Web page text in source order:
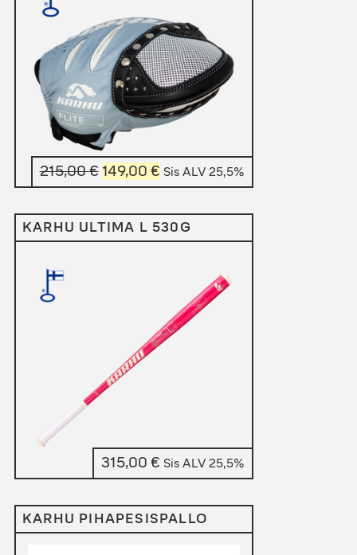
215,00€ Alkuperäinen
hinta
oli:
215,00 €.
149,00 €Nykyinen
hinta
on:
149,00 €.
Sis ALV 25,5%
KARHU ULTIMA L 530G
315,00 € Sis ALV 25,5%
KARHU PIHAPESISPALLO